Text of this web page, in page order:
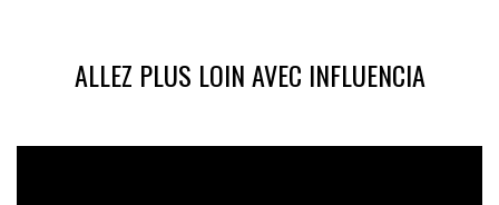
ALLEZ PLUS LOIN AVEC INFLUENCIA